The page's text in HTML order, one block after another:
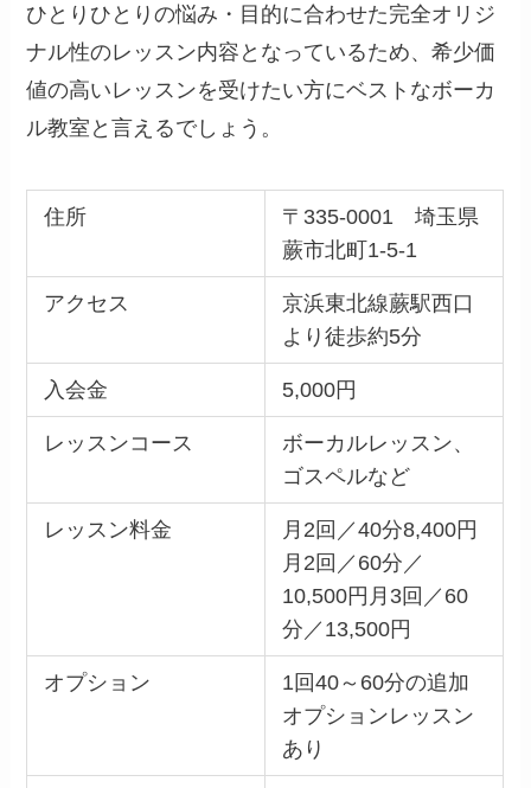
ひとりひとりの悩み・目的に合わせた完全オリジ
ナル性のレッスン内容となっているため、希少価
値の高いレッスンを受けたい方にベストなボーカ
ル教室と言えるでしょう。
住所
〒335-0001 埼玉県
蕨市北町1-5-1
アクセス
京浜東北線蕨駅西口
より徒歩約5分
入会金 5,000円
レッスンコース
ボーカルレッスン、
ゴスペルなど
レッスン料金
月2回／40分8,400円
月2回／60分／
10,500円月3回／60
分／13,500円
オプション
1回40～60分の追加
オプションレッスン
あり